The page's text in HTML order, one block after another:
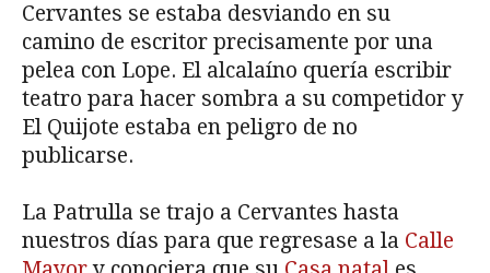
Cervantes se estaba desviando en su
camino de escritor precisamente por una
pelea con Lope. El alcalaíno quería escribir
teatro para hacer sombra a su competidor y
El Quijote estaba en peligro de no
publicarse.
La Patrulla se trajo a Cervantes hasta
nuestros días para que regresase a la Calle